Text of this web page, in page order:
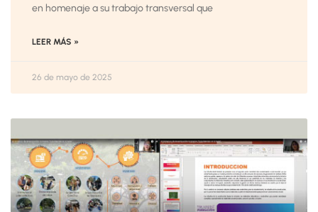
en homenaje a su trabajo transversal que
LEER MÁS »
26 de mayo de 2025